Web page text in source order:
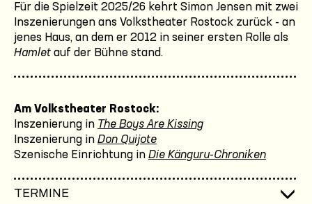
Für die Spielzeit 2025/26 kehrt Simon Jensen mit zwei
Inszenierungen ans Volkstheater Rostock zurück - an
jenes Haus, an dem er 2012 in seiner ersten Rolle als
Hamlet auf der Bühne stand.
Am Volkstheater Rostock:
Inszenierung in The Boys Are Kissing
Inszenierung in Don Quijote
Szenische Einrichtung in Die Känguru-Chroniken
TERMINE